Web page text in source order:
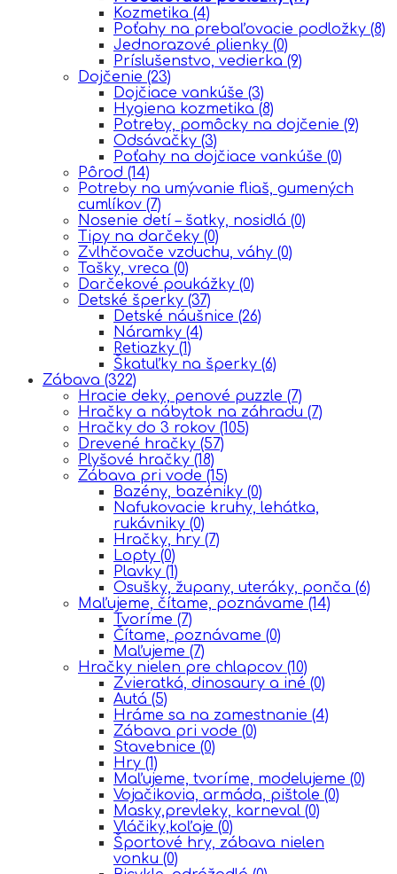
Kozmetika (4)
Poťahy na prebaľovacie podložky (8)
Jednorazové plienky (0)
Príslušenstvo, vedierka (9)
Dojčenie (23)
Dojčiace vankúše (3)
Hygiena kozmetika (8)
Potreby, pomôcky na dojčenie (9)
Odsávačky (3)
Poťahy na dojčiace vankúše (0)
Pôrod (14)
Potreby na umývanie fliaš, gumených
cumlíkov (7)
Nosenie detí – šatky, nosidlá (0)
Tipy na darčeky (0)
Zvlhčovače vzduchu, váhy (0)
Tašky, vreca (0)
Darčekové poukážky (0)
Detské šperky (37)
Detské náušnice (26)
Náramky (4)
Retiazky (1)
Škatuľky na šperky (6)
Zábava (322)
Hracie deky, penové puzzle (7)
Hračky a nábytok na záhradu (7)
Hračky do 3 rokov (105)
Drevené hračky (57)
Plyšové hračky (18)
Zábava pri vode (15)
Bazény, bazéniky (0)
Nafukovacie kruhy, lehátka,
rukávniky (0)
Hračky, hry (7)
Lopty (0)
Plavky (1)
Osušky, župany, uteráky, ponča (6)
Maľujeme, čítame, poznávame (14)
Tvoríme (7)
Čítame, poznávame (0)
Maľujeme (7)
Hračky nielen pre chlapcov (10)
Zvieratká, dinosaury a iné (0)
Autá (5)
Hráme sa na zamestnanie (4)
Zábava pri vode (0)
Stavebnice (0)
Hry (1)
Maľujeme, tvoríme, modelujeme (0)
Vojačikovia, armáda, pištole (0)
Masky,prevleky, karneval (0)
Vláčiky,koľaje (0)
Športové hry, zábava nielen
vonku (0)